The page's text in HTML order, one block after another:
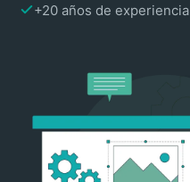
+20 años de experiencia